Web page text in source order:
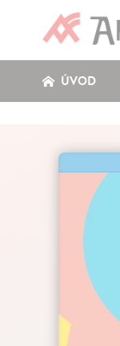
ÚVOD